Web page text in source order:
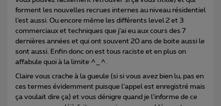
forment les nouvelles recrues internes au niveau résidentiel
l’est aussi. Ou encore même les différents level 2 et 3
commerciaux et techniques que j’ai eu aux cours des 7
dernières années et qui ont souvent 20 ans de boite aussi le
sont aussi. Enfin donc on est tous raciste et en plus on
affabule quoi à la limite ^_^.
Claire vous crache à la gueule (si si vous avez bien lu, pas en
ces termes évidemment puisque l’appel est enregistré mais
ça voulait dire ça) et vous dénigre quand je l’informe de ce